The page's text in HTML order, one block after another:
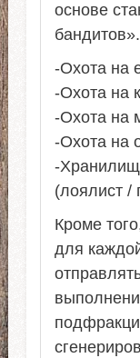
основе
бандитов».
-Охота на
-Охота на
-Охота на
-Охота на
-
(лоялист /
Кроме
для